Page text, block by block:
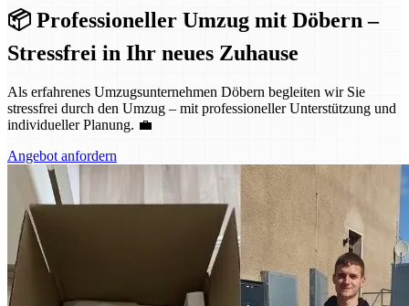
📦 Professioneller Umzug mit Döbern –
Stressfrei in Ihr neues Zuhause
Als erfahrenes Umzugsunternehmen Döbern begleiten wir Sie
stressfrei durch den Umzug – mit professioneller Unterstützung und
individueller Planung. 💼
Angebot anfordern